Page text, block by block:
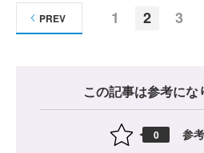
1 2 3
PREV
この記事は参考にな
0 参